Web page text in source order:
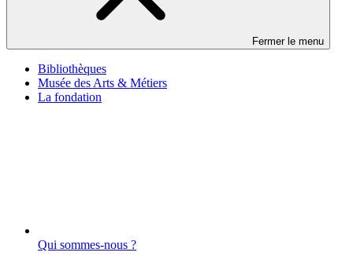
Fermer le menu
Bibliothèques
Musée des Arts & Métiers
La fondation
Qui sommes-nous ?